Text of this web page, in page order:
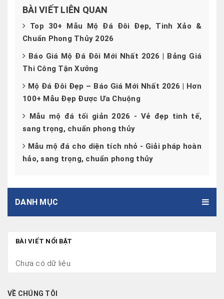
BÀI VIẾT LIÊN QUAN
Top 30+ Mẫu Mộ Đá Đôi Đẹp, Tinh Xảo &
Chuẩn Phong Thủy 2026
Báo Giá Mộ Đá Đôi Mới Nhất 2026 | Bảng Giá
Thi Công Tận Xưởng
Mộ Đá Đôi Đẹp – Báo Giá Mới Nhất 2026 | Hơn
100+ Mẫu Đẹp Được Ưa Chuộng
Mẫu mộ đá tối giản 2026 - Vẻ đẹp tinh tế,
sang trọng, chuẩn phong thủy
Mẫu mộ đá cho diện tích nhỏ - Giải pháp hoàn
hảo, sang trọng, chuẩn phong thủy
DANH MỤC
BÀI VIẾT NỔI BẬT
Chưa có dữ liệu
VỀ CHÚNG TÔI